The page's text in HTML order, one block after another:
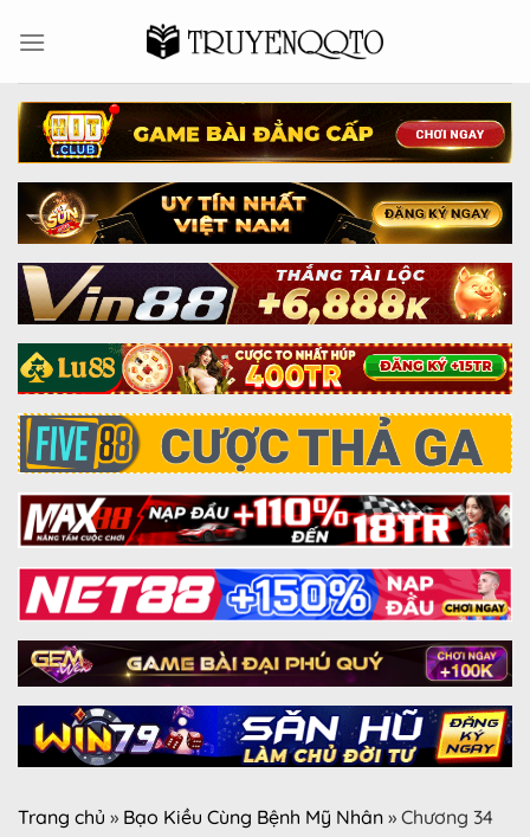
Trang chủ » Bạo Kiều Cùng Bệnh Mỹ Nhân » Chương 34